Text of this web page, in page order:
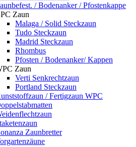
/ Bodenanker / Pfostenkappe
Zaun
Malaga / Solid Steckzaun
Tudo Steckzaun
Madrid Steckzaun
Rhombus
Pfosten / Bodenanker/ Kappen
Zaun
Verti Senkrechtzaun
Portland Steckzaun
/ Fertigzaun WPC
Zaunbretter